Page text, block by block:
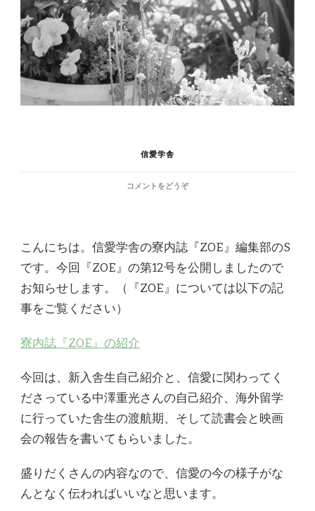
信愛学舎
コメントをどうぞ(ZOE
開
ま
こんにちは。信愛学舎の寮内誌『ZOE』編集部のS
です。今回『ZOE』の第12号を公開しましたので
お知らせします。（『ZOE』については以下の記
事をご覧ください）
寮内誌『ZOE』の紹介
今回は、新入舎生自己紹介と、信愛に関わってく
ださっている中澤重光さんの自己紹介、海外留学
に行っていた舎生の渡航期、そして読書会と映画
会の報告を書いてもらいました。
盛りだくさんの内容なので、信愛の今の様子がな
んとなく伝わればいいなと思います。